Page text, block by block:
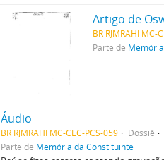
BR RJMRAHI MC-
Parte de
Áudio
BR RJMRAHI MC-CEC-PCS-059 Dossiê
Parte de Memória da Constituinte